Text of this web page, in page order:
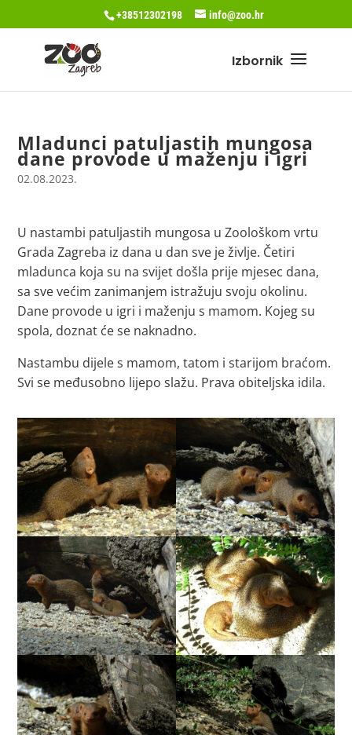
+38512302198 info@zoo.hr
Mladunci patuljastih mungosa
dane provode u maženju i igri
02.08.2023.
U nastambi patuljastih mungosa u Zoološkom vrtu
Grada Zagreba iz dana u dan sve je življe. Četiri
mladunca koja su na svijet došla prije mjesec dana,
sa sve većim zanimanjem istražuju svoju okolinu.
Dane provode u igri i maženju s mamom. Kojeg su
spola, doznat će se naknadno.
Nastambu dijele s mamom, tatom i starijom braćom.
Svi se međusobno lijepo slažu. Prava obiteljska idila.